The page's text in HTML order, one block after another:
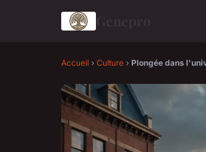
Accueil › Culture › Plongée dans